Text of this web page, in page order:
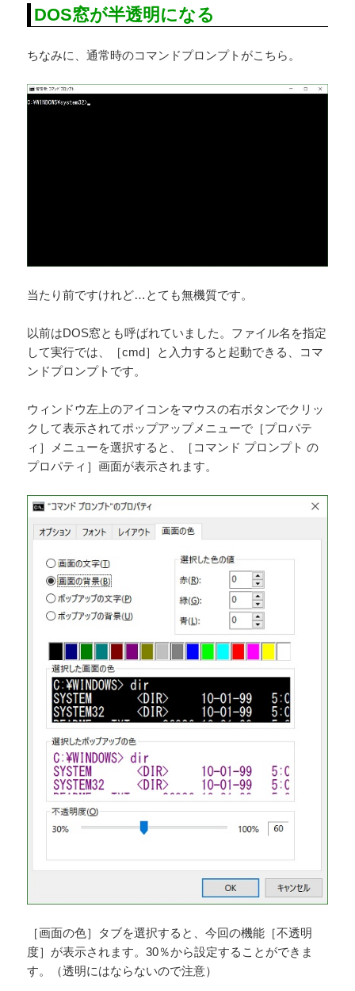
DOS窓が半透明になる
ちなみに、通常時のコマンドプロンプトがこちら。
当たり前ですけれど…とても無機質です。
以前はDOS窓とも呼ばれていました。ファイル名を指定
して実行では、［cmd］と入力すると起動できる、コマ
ンドプロンプトです。
ウィンドウ左上のアイコンをマウスの右ボタンでクリッ
クして表示されてポップアップメニューで［プロパテ
ィ］メニューを選択すると、［コマンド プロンプト の
プロパティ］画面が表示されます。
［画面の色］タブを選択すると、今回の機能［不透明
度］が表示されます。30％から設定することができま
す。（透明にはならないので注意）